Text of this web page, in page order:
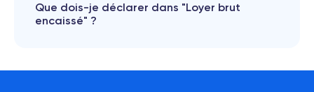
Que dois-je déclarer dans "Loyer brut
encaissé" ?